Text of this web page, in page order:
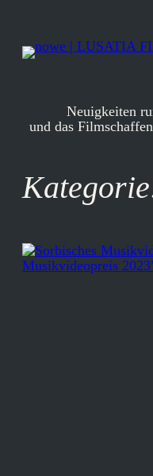
springen
Neuigkeiten
und das